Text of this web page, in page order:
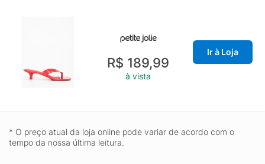
R$ 189,99
à vista
Ir à Loja
* O preço atual da loja online pode variar de acordo com o
tempo da nossa última leitura.